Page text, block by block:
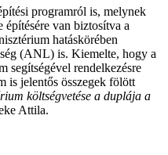
programról is, melynek
építésére van biztosítva a
hatáskörében
(ANL) is. Kiemelte, hogy a
segítségével rendelkezésre
is jelentős összegek fölött
költségvetése a duplája a
Attila.